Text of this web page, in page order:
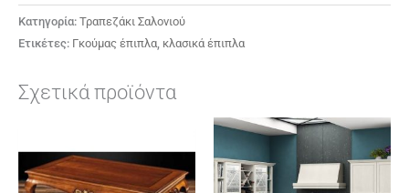
Κατηγορία: Τραπεζάκι Σαλονιού
Ετικέτες: Γκούμας έπιπλα, κλασικά έπιπλα
Σχετικά προϊόντα